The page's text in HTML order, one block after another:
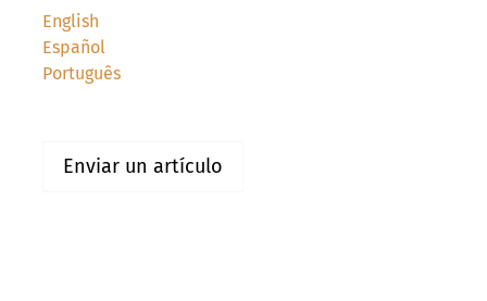
English
Español
Português
Enviar un artículo